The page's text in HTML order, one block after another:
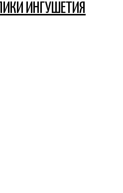
ИНГУШЕТИЯ